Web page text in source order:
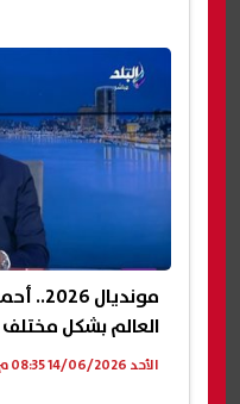
العالم بشكل مختلف 100%|فيديو
الأحد 14/06/2026 08:35 م